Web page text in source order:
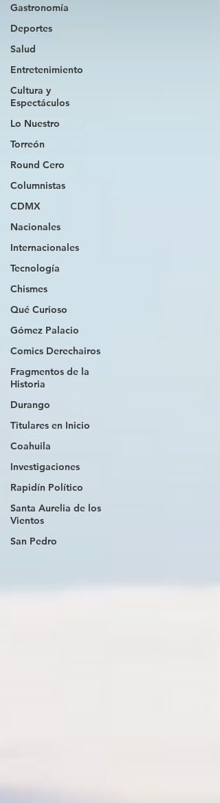
Gastronomía
Deportes
Salud
Entretenimiento
Cultura y
Espectáculos
Lo Nuestro
Torreón
Round Cero
Columnistas
CDMX
Nacionales
Internacionales
Tecnología
Chismes
Qué Curioso
Gómez Palacio
Comics Derechairos
Fragmentos de la
Historia
Durango
Titulares en Inicio
Coahuila
Investigaciones
Rapidín Político
Santa Aurelia de los
Vientos
San Pedro